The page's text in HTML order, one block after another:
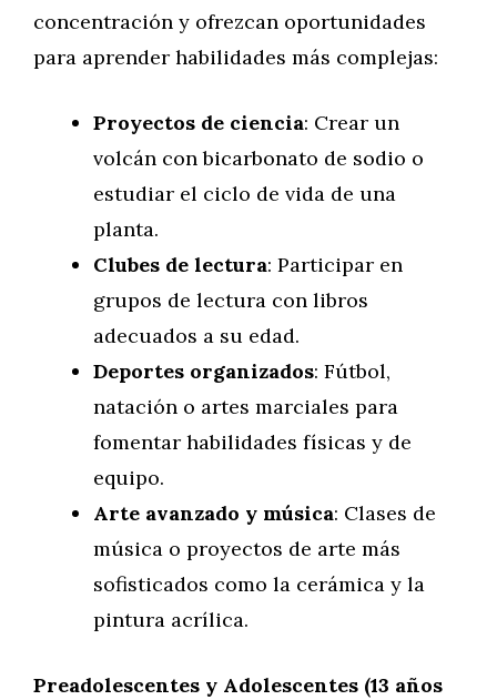
concentración y ofrezcan oportunidades
para aprender habilidades más complejas:
Proyectos de ciencia: Crear un
volcán con bicarbonato de sodio o
estudiar el ciclo de vida de una
planta.
Clubes de lectura: Participar en
grupos de lectura con libros
adecuados a su edad.
Deportes organizados: Fútbol,
natación o artes marciales para
fomentar habilidades físicas y de
equipo.
Arte avanzado y música: Clases de
música o proyectos de arte más
sofisticados como la cerámica y la
pintura acrílica.
Preadolescentes y Adolescentes (13 años